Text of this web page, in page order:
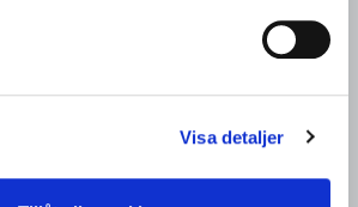
Visa detaljer
då ett antal producenter av frukt,
gick ihop för att skapa en
som från och med 2024 ägs